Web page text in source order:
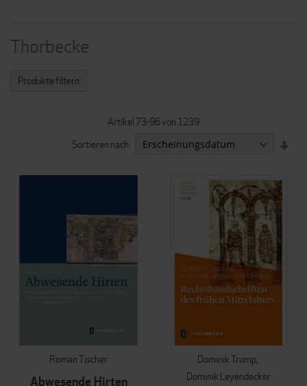
Thorbecke
Artikel73-96von 1239
Sortieren nach
Roman Tischer
Abwesende Hirten
Dominik Trump
Dominik Leyendecker
Produkte filtern